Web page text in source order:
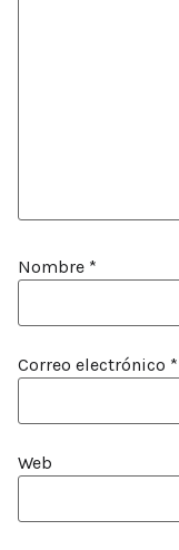
Nombre *
Correo electrónico *
Web